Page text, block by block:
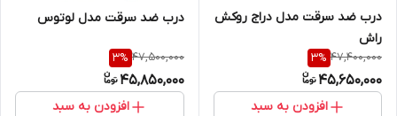
درب ضد سرقت مدل دراج روکش
راش
47,400,000
3%
45,650,000
افزودن به سبد
درب ضد سرقت مدل لوتوس
47,500,000
3%
45,850,000
افزودن به سبد